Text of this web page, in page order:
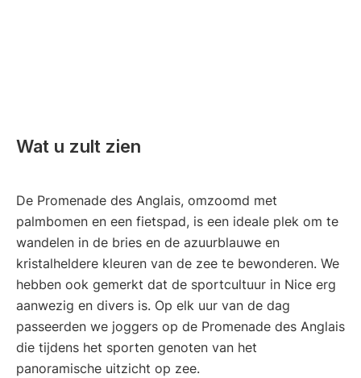
Wat u zult zien
De Promenade des Anglais, omzoomd met
palmbomen en een fietspad, is een ideale plek om te
wandelen in de bries en de azuurblauwe en
kristalheldere kleuren van de zee te bewonderen. We
hebben ook gemerkt dat de sportcultuur in Nice erg
aanwezig en divers is. Op elk uur van de dag
passeerden we joggers op de Promenade des Anglais
die tijdens het sporten genoten van het
panoramische uitzicht op zee.